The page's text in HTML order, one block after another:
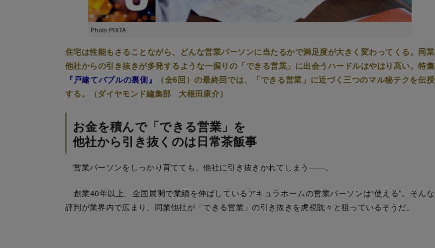
Photo:PIXTA
住宅は性能もさることながら、どんな営業パーソンに当たるかで満足度が大きく変わってくる。同業
他社からの引き抜きが多発するような一握りの「できる営業」に出会うハードルはやはり高い。特集
『戸建てバブルの裏側』
（全6回）の最終回では、「できる営業」に近づく三つのマル秘テクを伝授
する。（ダイヤモンド編集部 大根田康介）
お金を積んで「できる営業」を
他社から引き抜くのは日常茶飯事
営業パーソンをしっかり育てても、他社に引き抜きかれてしまう――。
創業40年以上、全国展開で業績を伸ばしているアキュラホームの営業パーソンは“使える”。そんな
評判が業界内で広まり、同業他社が「できる営業」の引き抜きを虎視眈々と狙っているそうだ。